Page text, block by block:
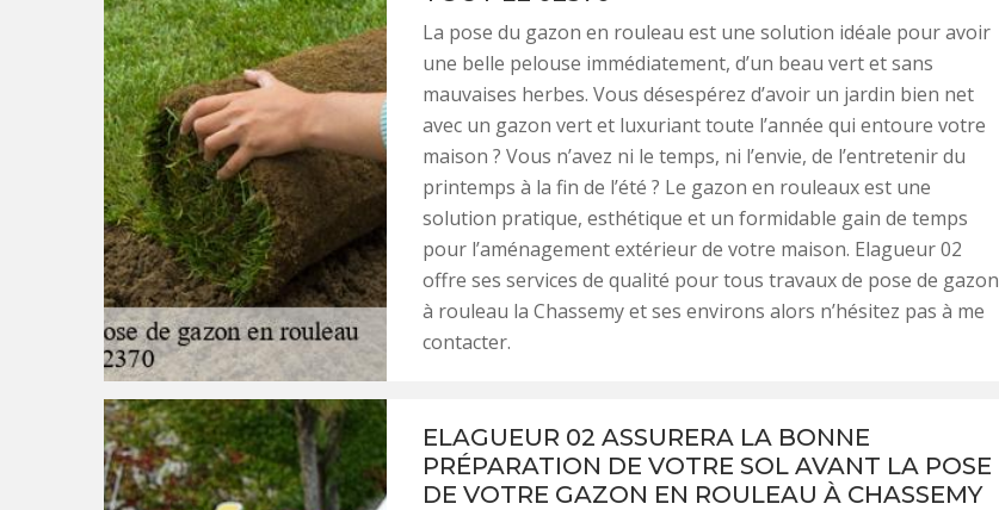
La pose du gazon en rouleau est une solution idéale pour avoir
une belle pelouse immédiatement, d’un beau vert et sans
mauvaises herbes. Vous désespérez d’avoir un jardin bien net
avec un gazon vert et luxuriant toute l’année qui entoure votre
maison ? Vous n’avez ni le temps, ni l’envie, de l’entretenir du
printemps à la fin de l’été ? Le gazon en rouleaux est une
solution pratique, esthétique et un formidable gain de temps
pour l’aménagement extérieur de votre maison. Elagueur 02
offre ses services de qualité pour tous travaux de pose de gazon
à rouleau la Chassemy et ses environs alors n’hésitez pas à me
contacter.
ELAGUEUR 02 ASSURERA LA BONNE
PRÉPARATION DE VOTRE SOL AVANT LA POSE
DE VOTRE GAZON EN ROULEAU À CHASSEMY